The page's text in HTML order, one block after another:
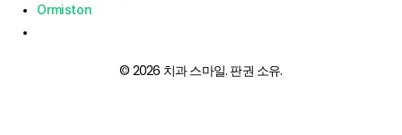
Ormiston
© 2026 치과 스마일. 판권 소유.